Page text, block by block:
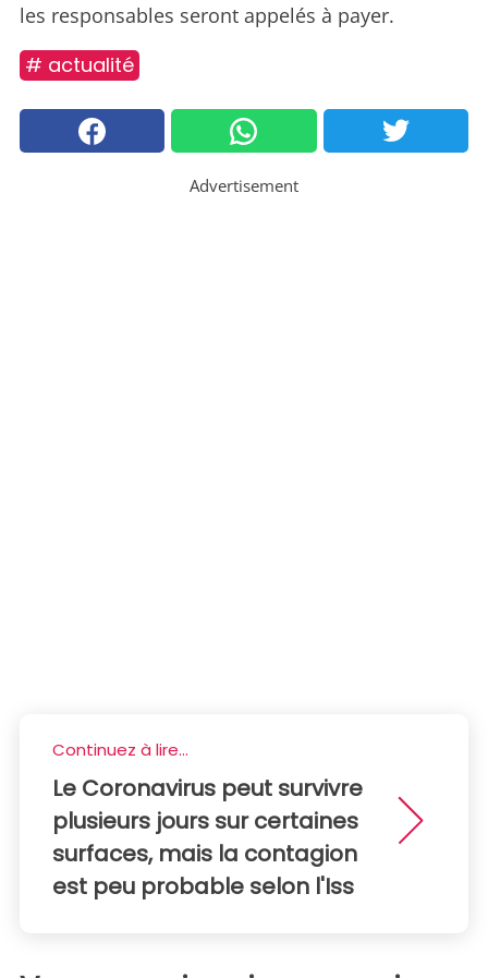
les responsables seront appelés à payer.
# actualité
Advertisement
Continuez à lire...
Le Coronavirus peut survivre
plusieurs jours sur certaines
surfaces, mais la contagion
est peu probable selon l'Iss